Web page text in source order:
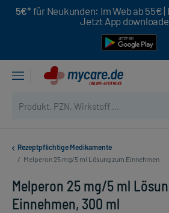
5€* für Neukunden: Im Web ab 55€ |
Jetzt App
Rezeptpflichtige Medikamente
/ Melperon 25 mg/5 ml Lösung zum Einnehmen
Melperon 25 mg/5 ml
Einnehmen, 300 ml